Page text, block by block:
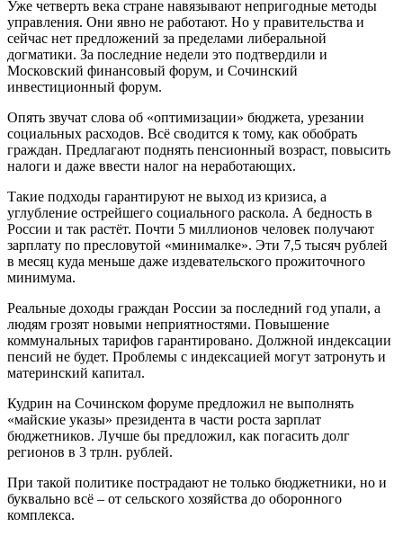
Уже четверть века стране навязывают непригодные методы
управления. Они явно не работают. Но у правительства и
сейчас нет предложений за пределами либеральной
догматики. За последние недели это подтвердили и
Московский финансовый форум, и Сочинский
инвестиционный форум.
Опять звучат слова об «оптимизации» бюджета, урезании
социальных расходов. Всё сводится к тому, как обобрать
граждан. Предлагают поднять пенсионный возраст, повысить
налоги и даже ввести налог на неработающих.
Такие подходы гарантируют не выход из кризиса, а
углубление острейшего социального раскола. А бедность в
России и так растёт. Почти 5 миллионов человек получают
зарплату по пресловутой «минималке». Эти 7,5 тысяч рублей
в месяц куда меньше даже издевательского прожиточного
минимума.
Реальные доходы граждан России за последний год упали, а
людям грозят новыми неприятностями. Повышение
коммунальных тарифов гарантировано. Должной индексации
пенсий не будет. Проблемы с индексацией могут затронуть и
материнский капитал.
Кудрин на Сочинском форуме предложил не выполнять
«майские указы» президента в части роста зарплат
бюджетников. Лучше бы предложил, как погасить долг
регионов в 3 трлн. рублей.
При такой политике пострадают не только бюджетники, но и
буквально всё – от сельского хозяйства до оборонного
комплекса.